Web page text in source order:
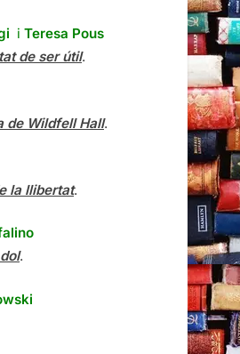
i Teresa Pous
de ser útil.
de Wildfell Hall.
la llibertat.
.